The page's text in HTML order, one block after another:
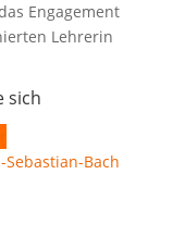
Engagement
Lehrerin
sich
Sebastian-Bach